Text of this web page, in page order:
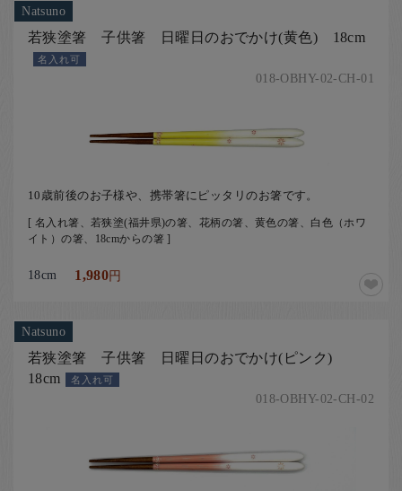
Natsuno
若狭塗箸 子供箸 日曜日のおでかけ(黄色) 18cm
名入れ可
018-OBHY-02-CH-01
10歳前後のお子様や、携帯箸にピッタリのお箸です。
[ 名入れ箸、若狭塗(福井県)の箸、花柄の箸、黄色の箸、白色（ホワ
イト）の箸、18cmからの箸 ]
18cm 1,980円
Natsuno
若狭塗箸 子供箸 日曜日のおでかけ(ピンク)
18cm
名入れ可
018-OBHY-02-CH-02